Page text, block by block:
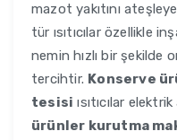
mazot yakıtını
tür ısıtıcılar özellikle
nemin hızlı bir şekilde
tercihtir. Konserve
tesisi ısıtıcılar elektrik
ürünler kurutma